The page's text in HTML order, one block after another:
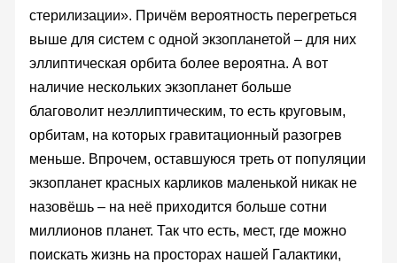
стерилизации». Причём вероятность перегреться
выше для систем с одной экзопланетой – для них
эллиптическая орбита более вероятна. А вот
наличие нескольких экзопланет больше
благоволит неэллиптическим, то есть круговым,
орбитам, на которых гравитационный разогрев
меньше. Впрочем, оставшуюся треть от популяции
экзопланет красных карликов маленькой никак не
назовёшь – на неё приходится больше сотни
миллионов планет. Так что есть, мест, где можно
поискать жизнь на просторах нашей Галактики,